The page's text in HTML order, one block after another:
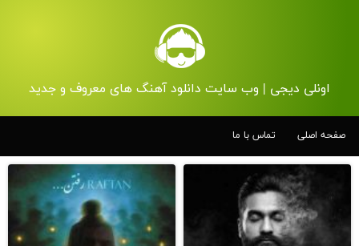
اونلی دیجی | وب سایت دانلود آهنگ های معروف و جدید
صفحه اصلی تماس با ما